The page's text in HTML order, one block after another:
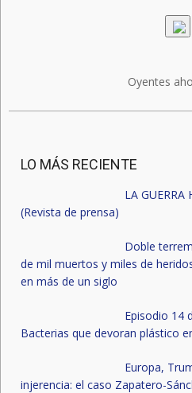
Oyentes
LO MÁS RECIENTE
LA GUERRA
(Revista de prensa)
Doble
de mil muertos y miles de
en más de un siglo
Episodio 14
Bacterias que devoran plástico
Europa,
injerencia: el caso Zapatero-